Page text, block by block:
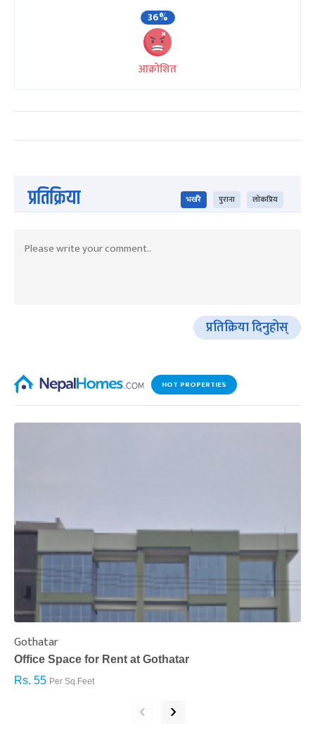
36%
आक्रोशित
प्रतिक्रिया भर्खरै पुराना लोकप्रिय
प्रतिक्रिया दिनुहोस्
HOT PROPERTIES
Gothatar
Office Space for Rent at Gothatar
Rs. 55 Per Sq.Feet
‹ ›